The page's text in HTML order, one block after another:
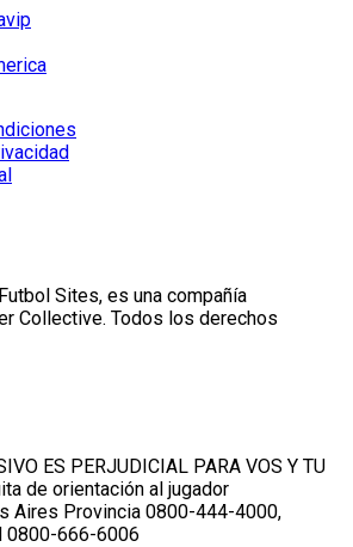
Sites, es una compañía
Collective. Todos los derechos
ES PERJUDICIAL PARA VOS Y TU
de orientación al jugador
Aires Provincia 0800-444-4000,
0800-666-6006